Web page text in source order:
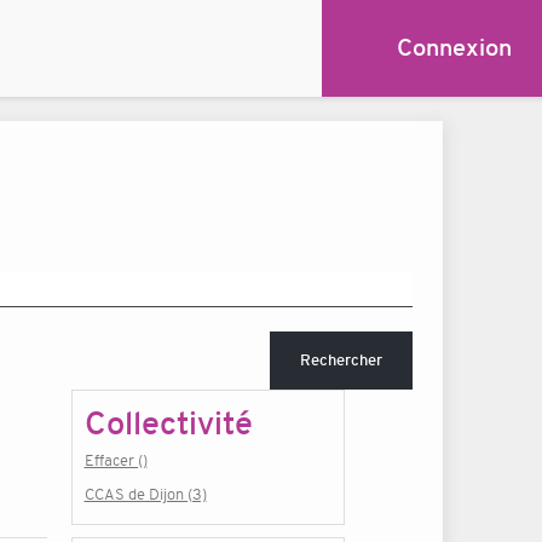
Connexion
Rechercher
Collectivité
Effacer ()
CCAS de Dijon (3)